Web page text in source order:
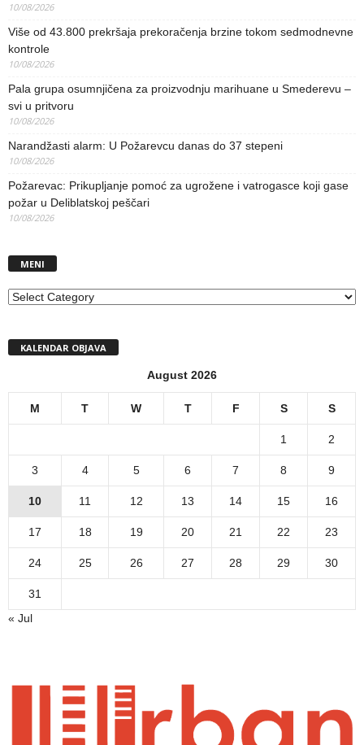
10/08/2026
Više od 43.800 prekršaja prekoračenja brzine tokom sedmodnevne
kontrole
10/08/2026
Pala grupa osumnjičena za proizvodnju marihuane u Smederevu –
svi u pritvoru
10/08/2026
Narandžasti alarm: U Požarevcu danas do 37 stepeni
10/08/2026
Požarevac: Prikupljanje pomoć za ugrožene i vatrogasce koji gase
požar u Deliblatskoj peščari
10/08/2026
MENI
MENI
KALENDAR OBJAVA
August 2026
M T W T F S S
1 2
3 4 5 6 7 8 9
10 11 12 13 14 15 16
17 18 19 20 21 22 23
24 25 26 27 28 29 30
31
« Jul